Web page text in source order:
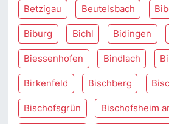
Betzigau Beutelsbach
Biburg Bichl Bidingen
Biessenhofen Bindlach
Birkenfeld Bischberg
Bischofsgrün Bischofsheim